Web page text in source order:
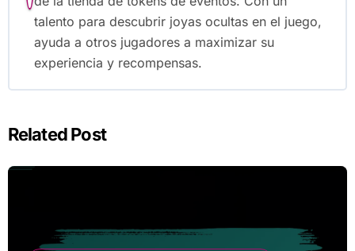
talento para descubrir joyas ocultas en el juego,
ayuda a otros jugadores a maximizar su
experiencia y recompensas.
Related Post